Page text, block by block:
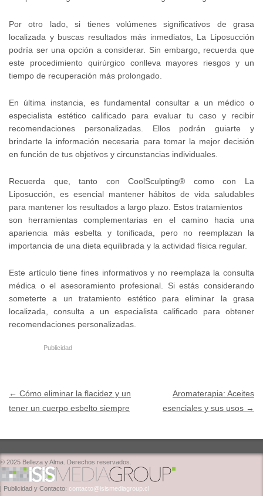
Por otro lado, si tienes volúmenes significativos de grasa
localizada y buscas resultados más inmediatos, La Liposucción
podría ser una opción a considerar. Sin embargo, recuerda que
este procedimiento quirúrgico conlleva mayores riesgos y un
tiempo de recuperación más prolongado.
En última instancia, es fundamental consultar a un médico o
especialista estético calificado para evaluar tu caso y recibir
recomendaciones personalizadas. Ellos podrán guiarte y
brindarte la información necesaria para tomar la mejor decisión
en función de tus objetivos y circunstancias individuales.
Recuerda que, tanto con CoolSculpting® como con La
Liposucción, es esencial mantener hábitos de vida saludables
para mantener los resultados a largo plazo. Estos tratamientos
son herramientas complementarias en el camino hacia una
apariencia más esbelta y tonificada, pero no reemplazan la
importancia de una dieta equilibrada y la actividad física regular.
Este artículo tiene fines informativos y no reemplaza la consulta
médica o el asesoramiento profesional. Si estás considerando
someterte a un tratamiento estético para eliminar la grasa
localizada, consulta a un especialista calificado para obtener
recomendaciones personalizadas.
Publicidad
Post navigation
← Cómo eliminar la flacidez y un
tener un cuerpo esbelto siempre
Aromaterapia: Aceites
esenciales y sus usos →
© 2025 Belleza y Alma. Derechos reservados.
| Publicidad y Contacto: contacto@isismediagroup.cl